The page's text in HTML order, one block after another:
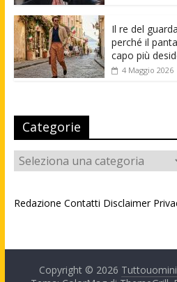
Il re del
perché il
capo più
4 Maggio 2026
Categorie
Categorie
Redazione Contatti Disclaimer
Copyright © 2026 Tuttouomini